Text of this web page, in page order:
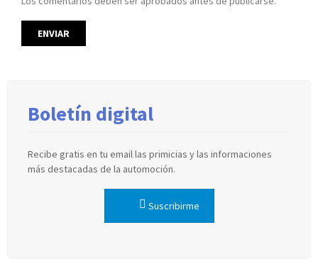
Boletín digital
Recibe gratis en tu email las primicias y las informaciones
más destacadas de la automoción.
Suscribirme